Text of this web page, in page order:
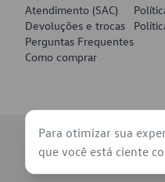
Atendimento (SAC)
Devoluções e trocas
Perguntas Frequentes
Como comprar
© 2026 - Volkswagen do
Para otimizar sua
que você está ciente